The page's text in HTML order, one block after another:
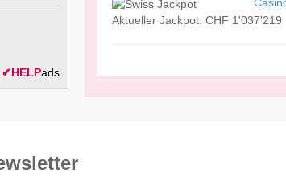
✔HELPads
Aktueller Jackpot: CHF 1'037'219